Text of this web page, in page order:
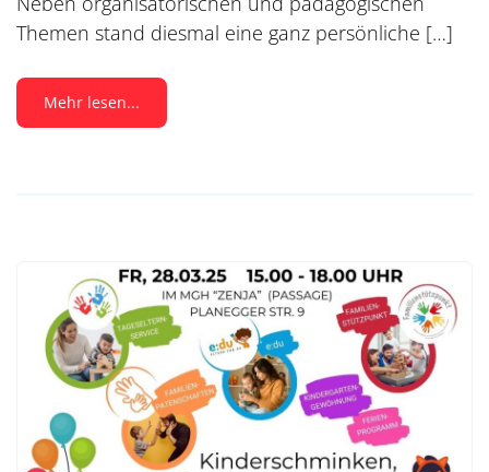
Themen stand diesmal eine ganz persönliche […]
Mehr lesen...